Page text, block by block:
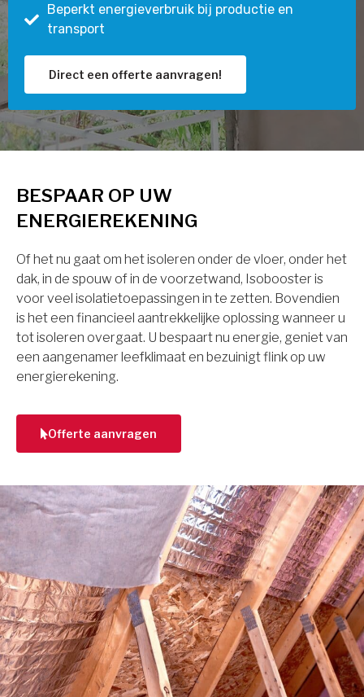
Beperkt energieverbruik bij productie en
transport
Direct een offerte aanvragen!
BESPAAR OP UW
ENERGIEREKENING
Of het nu gaat om het isoleren onder de vloer, onder het
dak, in de spouw of in de voorzetwand, Isobooster is
voor veel isolatietoepassingen in te zetten. Bovendien
is het een financieel aantrekkelijke oplossing wanneer u
tot isoleren overgaat. U bespaart nu energie, geniet van
een aangenamer leefklimaat en bezuinigt flink op uw
energierekening.
Offerte aanvragen